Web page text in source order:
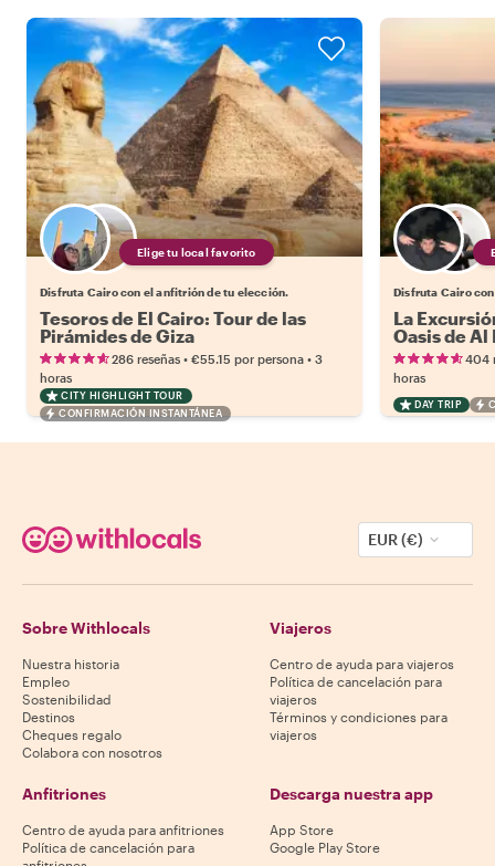
Elige tu local favorito
Disfruta Cairo con el anfitrión de tu elección.
Tesoros de El Cairo: Tour de las
Pirámides de Giza
286 reseñas • €55.15 por persona • 3
horas
CITY HIGHLIGHT TOUR
CONFIRMACIÓN INSTANTÁNEA
Disfruta Cairo
La
Oasis de Al
404
horas
DAY TRIP
EUR (€)
Sobre Withlocals
Nuestra historia
Empleo
Sostenibilidad
Destinos
Cheques regalo
Colabora con nosotros
Viajeros
Centro de ayuda para viajeros
Política de cancelación para
viajeros
Términos y condiciones para
viajeros
Anfitriones
Centro de ayuda para anfitriones
Política de cancelación para
Descarga nuestra app
App Store
Google Play Store